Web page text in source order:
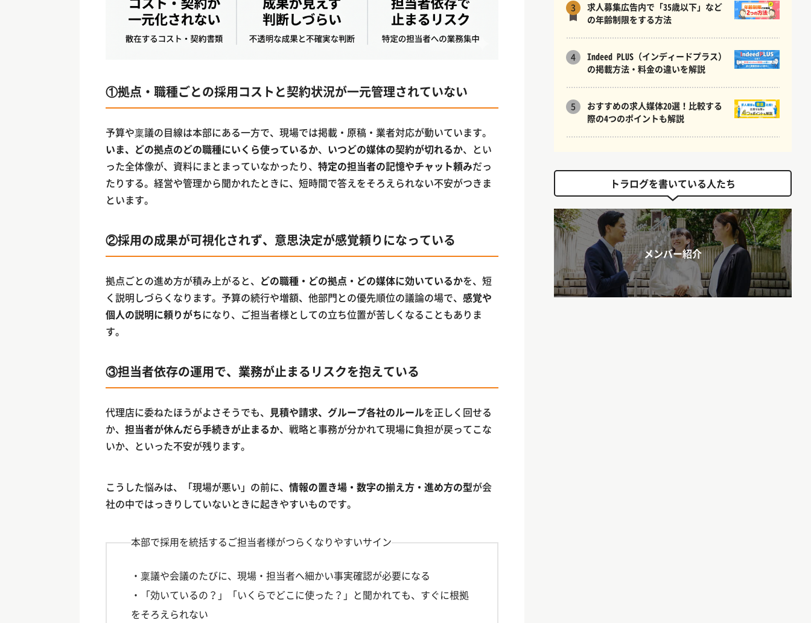
①拠点・職種ごとの採用コストと契約状況が一元管理されていない
予算や稟議の目線は本部にある一方で、現場では掲載・原稿・業者対応が動いています。
いま、どの拠点のどの職種にいくら使っているか、 いつどの媒体の契約が切れるか、とい
った全体像が、資料にまとまっていなかったり、特定の担当者の記憶やチャット頼みだっ
たりする。経営や管理から聞かれたときに、短時間で答えをそろえられない不安がつきま
といます。
②採用の成果が可視化されず、意思決定が感覚頼りになっている
拠点ごとの進め方が積み上がると、 どの職種・どの拠点・どの媒体に効いているかを、短
く説明しづらくなります。予算の続行や増額、他部門との優先順位の議論の場で、感覚や
個人の説明に頼りがちになり、ご担当者様としての立ち位置が苦しくなることもありま
す。
③担当者依存の運用で、業務が止まるリスクを抱えている
代理店に委ねたほうがよさそうでも、 見積や請求、グループ各社のルールを正しく回せる
か、担当者が休んだら手続きが止まるか、戦略と事務が分かれて現場に負担が戻ってこな
いか、といった不安が残ります。
こうした悩みは、「現場が悪い」の前に、情報の置き場・数字の揃え方・進め方の型が会
社の中ではっきりしていないときに起きやすいものです。
本部で採用を統括するご担当者様がつらくなりやすいサイン
・稟議や会議のたびに、現場・担当者へ細かい事実確認が必要になる
・「効いているの？」「いくらでどこに使った？」と聞かれても、すぐに根拠
をそろえられない
3
求人募集広告内で「35歳以下」など
の年齢制限をする方法
4
Indeed PLUS（インディードプラス）
の掲載方法・料金の違いを解説
5
おすすめの求人媒体20選！比較する
際の4つのポイントも解説
トラログを書いている人たち
メンバー紹介